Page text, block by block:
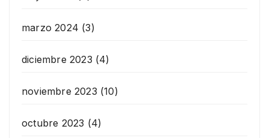
marzo 2024 (3)
diciembre 2023 (4)
noviembre 2023 (10)
octubre 2023 (4)